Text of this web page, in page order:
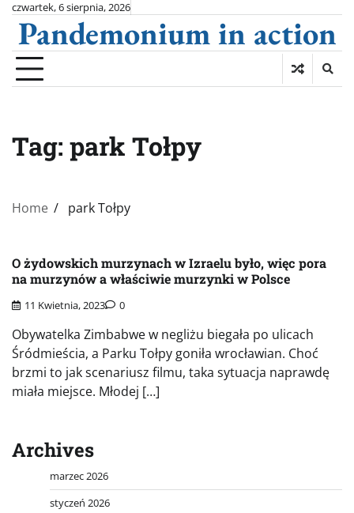
Skip
content
czwartek, 6 sierpnia, 2026
Pandemonium in action
Tag: park Tołpy
Home park Tołpy
O żydowskich murzynach w Izraelu było, więc pora
na murzynów a właściwie murzynki w Polsce
11 Kwietnia, 2023 0
Obywatelka Zimbabwe w negliżu biegała po ulicach
Śródmieścia, a Parku Tołpy goniła wrocławian. Choć
brzmi to jak scenariusz filmu, taka sytuacja naprawdę
miała miejsce. Młodej […]
Archives
marzec 2026
styczeń 2026